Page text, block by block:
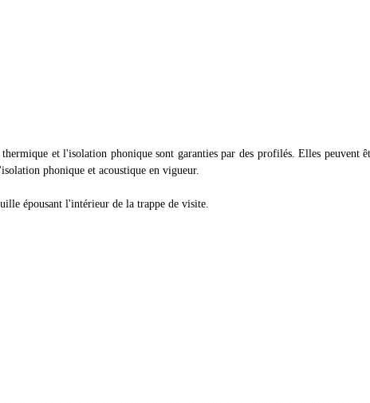
et l'isolation phonique sont garanties par des profilés. Elles peuvent
phonique et acoustique en vigueur.
épousant l'intérieur de la trappe de visite.